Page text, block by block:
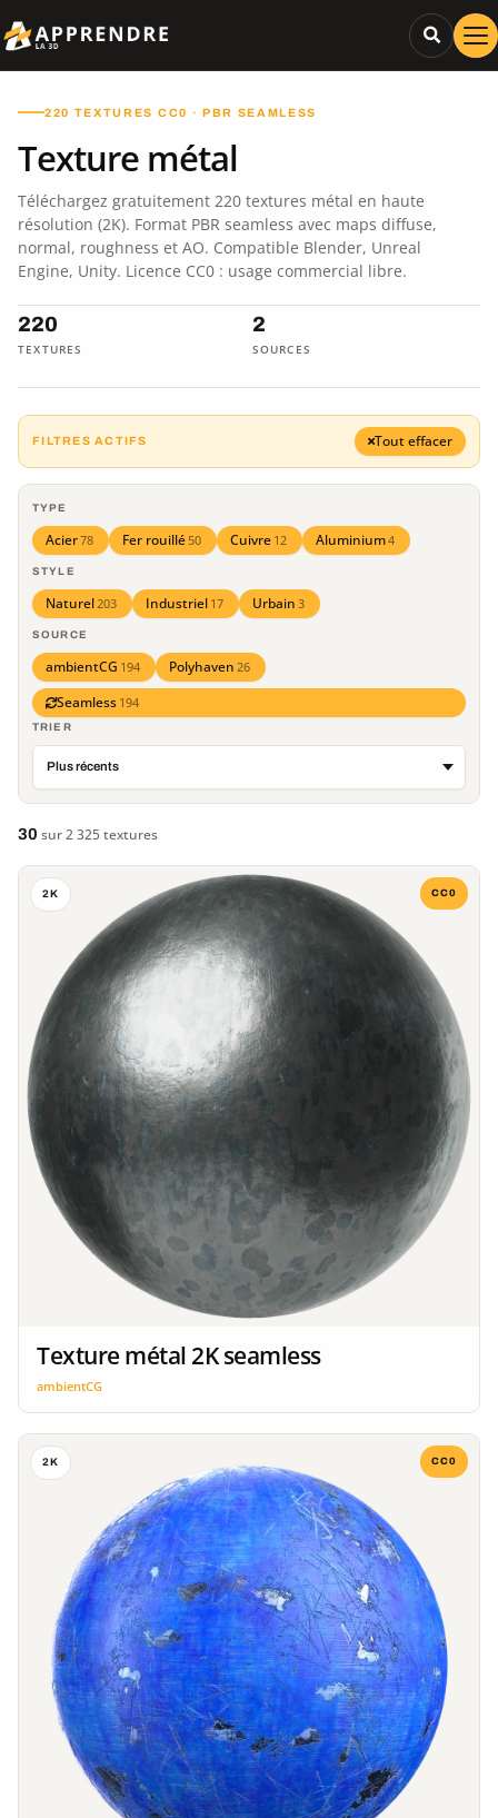
220 TEXTURES CC0 · PBR SEAMLESS
Texture métal
Téléchargez gratuitement 220 textures métal en haute
résolution (2K). Format PBR seamless avec maps diffuse,
normal, roughness et AO. Compatible Blender, Unreal
Engine, Unity. Licence CC0 : usage commercial libre.
220
TEXTURES
2
SOURCES
FILTRES ACTIFS Tout effacer
TYPE
Acier78 Fer rouillé 50 Cuivre 12 Aluminium4
STYLE
Naturel 203 Industriel 17 Urbain 3
SOURCE
ambientCG 194 Polyhaven 26
Seamless 194
TRIER
30 sur 2 325 textures
2K CC0
Texture métal 2K seamless
ambientCG
2K CC0